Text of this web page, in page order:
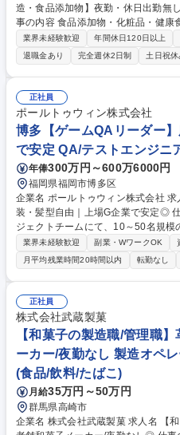
造・食品添加物】夜勤・休日出勤無
事の内容 食品添加物・化粧品・健康
いる当社にて、食品添加物（液体・
合→撹拌→濾過や殺菌工程→液体の重
せ。 【魅力】■月平均残業時間は10h以下となっております。夏冬の長期
休みは製造工場を閉めておりますの
責任者など複数人で人事評価を数字
度となっております。頑張りが給与
給した方もいます。■約15年で化粧
カードを電子化したりとより働きや
す。 募集職種 【製造・食品添加物】夜勤・休日出勤無し★年休125日/月
平均残業10h以下
業界未経験歓迎 年間休日120日以上
退職金あり
完全週休2日制 土日祝休
正社員
ポールトゥウィン株式会社
博多【ゲームQAリーダー
で安定 QA/テストエンジニ
年俸300万円～600万6000円
福岡県福岡市博多区
企業名 ポールトゥウィン株式会社 求人名 博多【ゲームQAリーダー】服
装・髪型自由｜上場G企業で安定◎ 仕事の内容 大手ゲームメーカーのプロ
ジェクトチームにて、10～50名規
令塔（リーダー）です。実際のゲー
や進捗管理、顧客折衝等の管理業務を担います。 【具
■チーム牽引:メンバーの育成や指導
進:テスト計画の策定、見積もり作成
計:顧客企業と合意した方針に基づき
社後の流れ】入社後はテスター業務
らスタート。その後は先輩リーダー
められます。 募集職種 博多【ゲームQAリーダー】服装・髪型自由｜上場
G企業で安定◎
業界未経験歓迎 副業・WワークOK
月平均残業時間20時間以内
転勤なし
正社員
株式会社武蔵製菓
【和菓子の製造職/管理職
ーカー/夜勤なし 製造オペ
(食品/飲料/たばこ)
月給35万円～50万円
群馬県高崎市
企業名 株式会社武蔵製菓 求人名 【和菓子の製造職/管理職】革新を続ける